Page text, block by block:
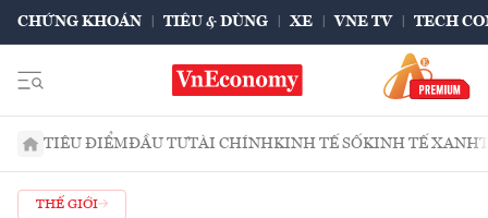
CHỨNG KHOÁN TIÊU & DÙNG XE VNE TV TECH
TIÊU ĐIỂMĐẦU TƯTÀI CHÍNHKINH TẾ SỐKINH TẾ XANH
THẾ GIỚI